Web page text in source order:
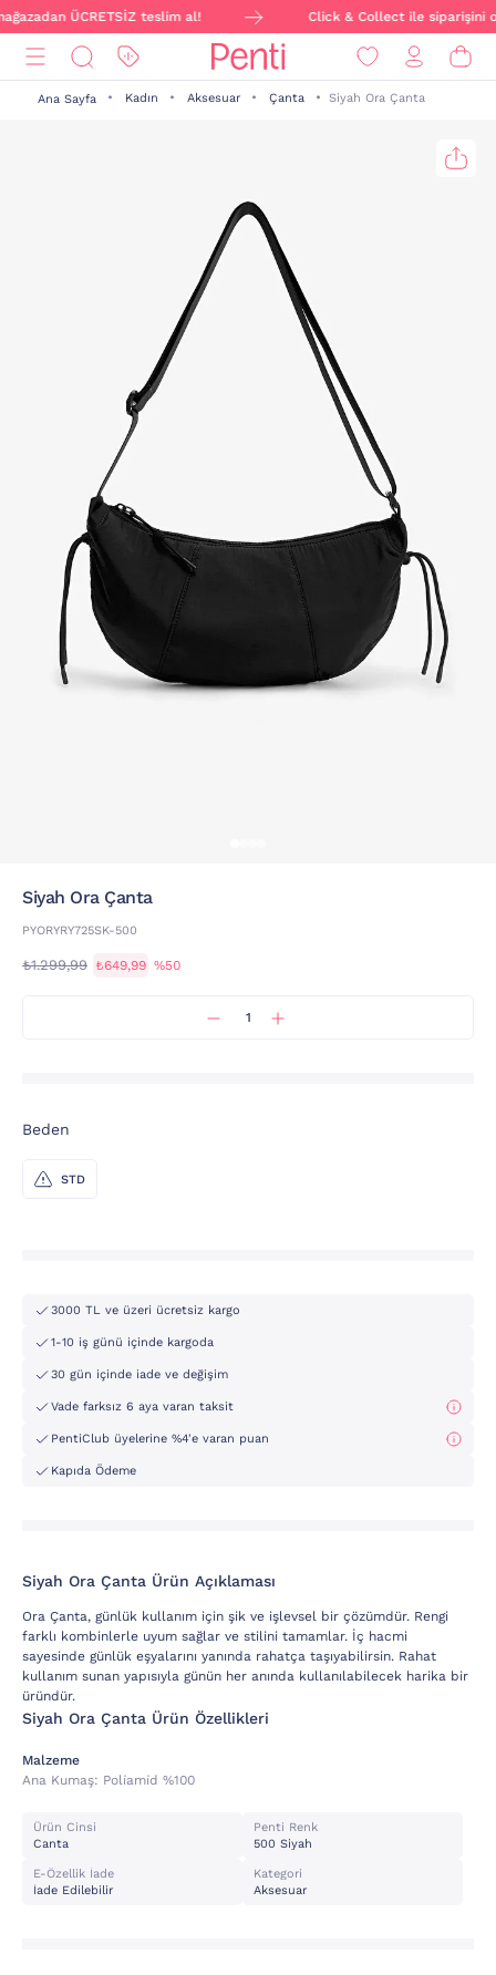
ÜCRETSİZ teslim al! Click & Collect ile siparişini
Ana Sayfa Kadın Aksesuar Çanta Siyah Ora Çanta
Siyah Ora Çanta
PYORYRY725SK-500
₺1.299,99 ₺649,99 %50
Beden
STD
3000 TL ve üzeri ücretsiz kargo
1-10 iş günü içinde kargoda
30 gün içinde iade ve değişim
Vade farksız 6 aya varan taksit
PentiClub üyelerine %4'e varan puan
Kapıda Ödeme
Siyah Ora Çanta Ürün Açıklaması
Ora Çanta, günlük kullanım için şik ve işlevsel bir çözümdür. Rengi
farklı kombinlerle uyum sağlar ve stilini tamamlar. İç hacmi
sayesinde günlük eşyalarını yanında rahatça taşıyabilirsin. Rahat
kullanım sunan yapısıyla günün her anında kullanılabilecek harika bir
üründür.
Siyah Ora Çanta Ürün Özellikleri
Malzeme
Ana Kumaş: Poli̇ami̇d %100
Ürün Cinsi
Canta
Penti Renk
500 Siyah
E-Özellik İade
İade Edilebilir
Kategori
Aksesuar